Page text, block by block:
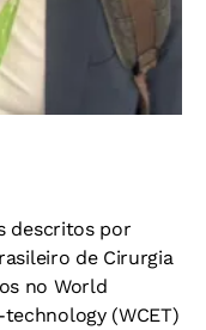
descritos por
de Cirurgia
no World
(WCET)